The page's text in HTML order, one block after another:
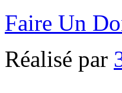
Faire Un
Réalisé par